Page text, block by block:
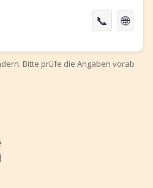
📞 🌐
Bitte prüfe die Angaben vorab